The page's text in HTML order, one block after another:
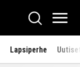
Hae
Lapsiperhe